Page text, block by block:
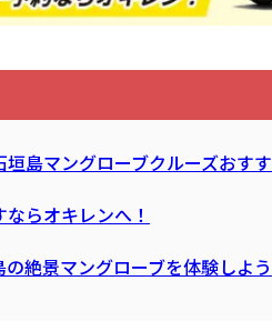
島マングローブクルーズおす
らオキレンへ！
絶景マングローブを体験しよう